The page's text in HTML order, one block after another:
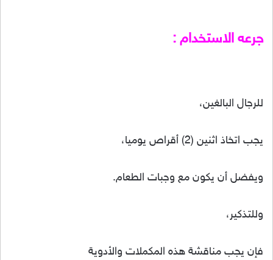
جرعه الاستخدام :
للرجال البالغين،
يجب اتخاذ اثنين (2) أقراص يوميا،
ويفضل أن يكون مع وجبات الطعام.
وللتذكير،
فإن يجب مناقشة هذه المكملات والأدوية